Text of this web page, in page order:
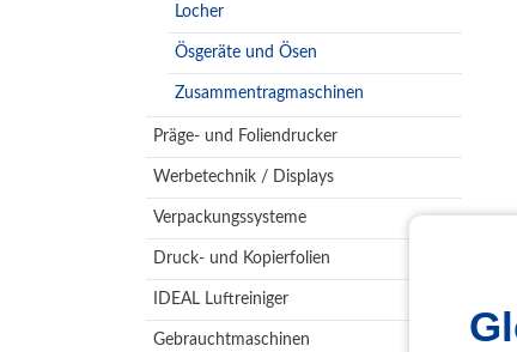
Locher
Ösgeräte und Ösen
Zusammentragmaschinen
Präge- und Foliendrucker
Werbetechnik / Displays
Verpackungssysteme
Druck- und Kopierfolien
IDEAL Luftreiniger
Gebrauchtmaschinen